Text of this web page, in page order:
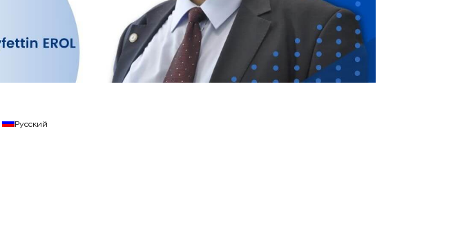
Русский